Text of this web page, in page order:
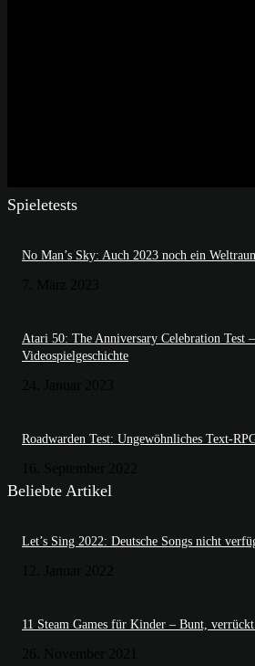
Spieletests
No Man’s Sky: Auch 2023 noch ein
Atari 50: The Anniversary Celebration Test
Videospielgeschichte
Roadwarden Test: Ungewöhnliches Text-
Beliebte Artikel
Let’s Sing 2022: Deutsche Songs nicht
11 Steam Games für Kinder – Bunt,